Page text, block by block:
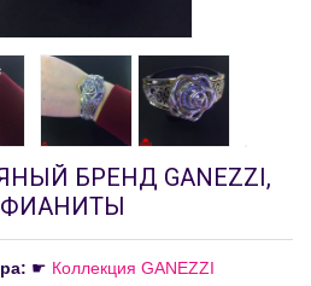
БРЕНД GANEZZI,
ФИАНИТЫ
☛ Коллекция GANEZZI